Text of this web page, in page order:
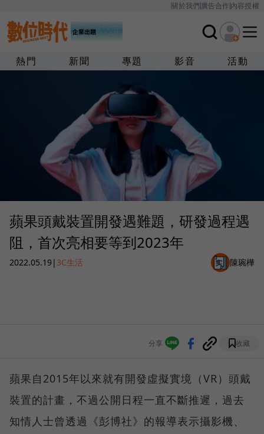
關於我們廣告合作內容授權
熱門 新聞 專題 影音 活動
蘋果頭戴裝置開發遇難題，研發過程遇
阻，首次亮相要等到2023年
2022.05.19| 3C生活 陳琬樺
分享 收藏
蘋果自2015年以來就有開發虛擬實境（VR）頭戴
裝置的計畫，不過公開日程一直不斷推遲，過去
知情人士曾透過《彭博社》的報導表示攝影機、